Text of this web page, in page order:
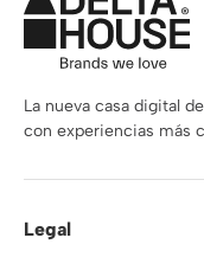
La nueva casa digital
con experiencias más
Legal